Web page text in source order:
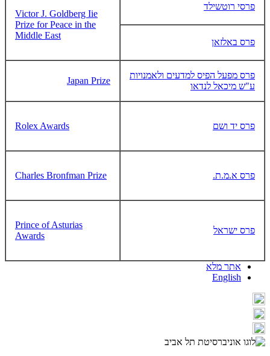
פרסי רוטשילד
Victor J. Goldberg Iie
Prize for Peace in the
Middle East
פרס באלזאן
פרס מפעל הפיס למדעים ולאמנויות
ע"ש מיכאל לנדאו
Japan Prize
פרס יד ושם Rolex Awards
פרס א.מ.ת. Charles Bronfman Prize
פרס ישראל
Prince of Asturias
Awards
אתר מלא
English